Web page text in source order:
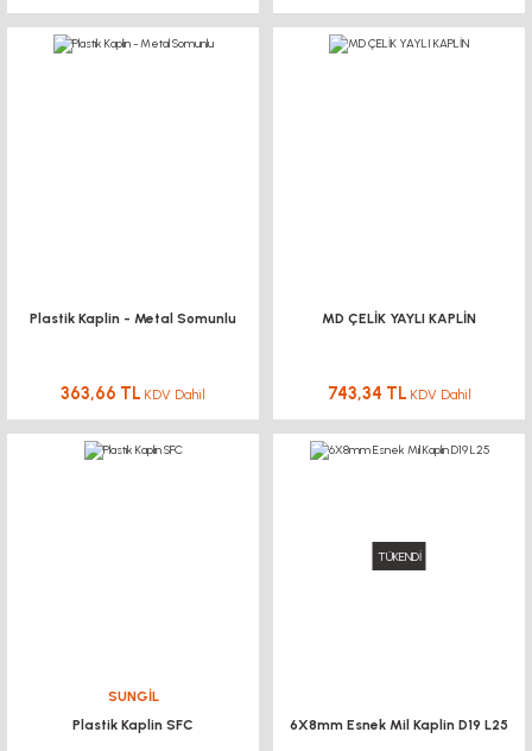
Plastik Kaplin - Metal Somunlu
363,66 TL KDV Dahil
MD ÇELİK YAYLI KAPLİN
743,34 TL KDV Dahil
SUNGİL
Plastik Kaplin SFC
TÜKENDİ
6X8mm Esnek Mil Kaplin D19 L25